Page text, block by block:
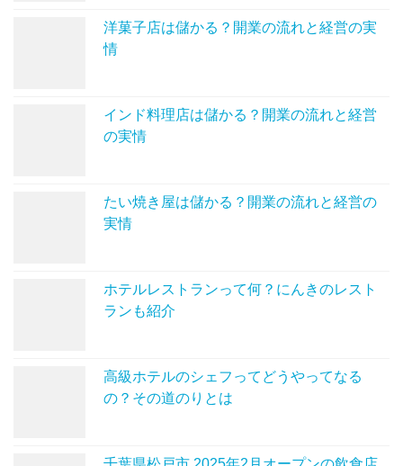
洋菓子店は儲かる？開業の流れと経営の実
情
インド料理店は儲かる？開業の流れと経営
の実情
たい焼き屋は儲かる？開業の流れと経営の
実情
ホテルレストランって何？にんきのレスト
ランも紹介
高級ホテルのシェフってどうやってなる
の？その道のりとは